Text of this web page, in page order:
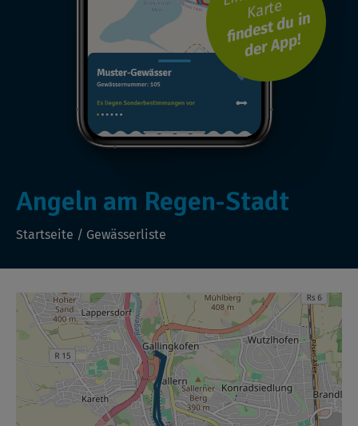
Angeln am Regen-Stadt
Startseite / Gewässerliste
Karte
findest du in
der App!